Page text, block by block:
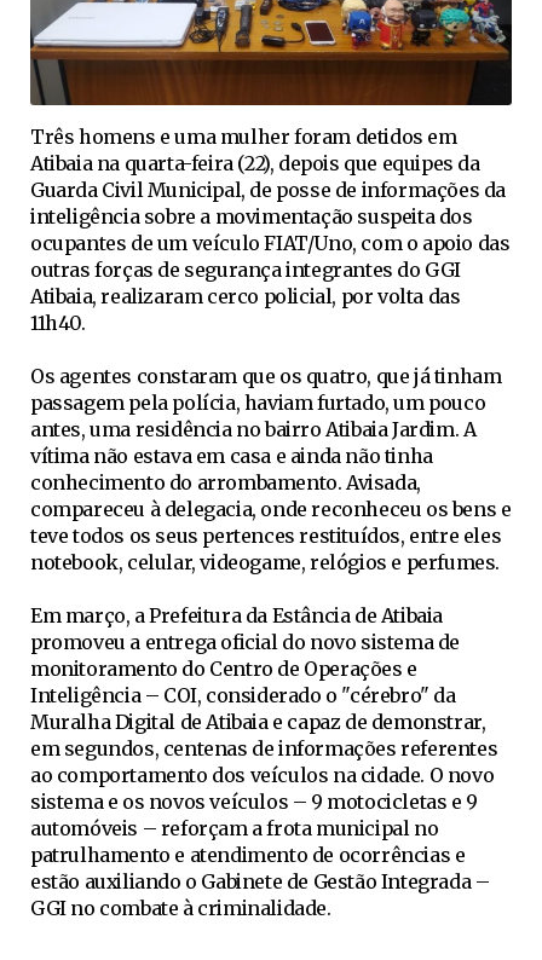
Três homens e uma mulher foram detidos em
Atibaia na quarta-feira (22), depois que equipes da
Guarda Civil Municipal, de posse de informações da
inteligência sobre a movimentação suspeita dos
ocupantes de um veículo FIAT/Uno, com o apoio das
outras forças de segurança integrantes do GGI
Atibaia, realizaram cerco policial, por volta das
11h40.
Os agentes constaram que os quatro, que já tinham
passagem pela polícia, haviam furtado, um pouco
antes, uma residência no bairro Atibaia Jardim. A
vítima não estava em casa e ainda não tinha
conhecimento do arrombamento. Avisada,
compareceu à delegacia, onde reconheceu os bens e
teve todos os seus pertences restituídos, entre eles
notebook, celular, videogame, relógios e perfumes.
Em março, a Prefeitura da Estância de Atibaia
promoveu a entrega oficial do novo sistema de
monitoramento do Centro de Operações e
Inteligência – COI, considerado o "cérebro" da
Muralha Digital de Atibaia e capaz de demonstrar,
em segundos, centenas de informações referentes
ao comportamento dos veículos na cidade. O novo
sistema e os novos veículos – 9 motocicletas e 9
automóveis – reforçam a frota municipal no
patrulhamento e atendimento de ocorrências e
estão auxiliando o Gabinete de Gestão Integrada –
GGI no combate à criminalidade.